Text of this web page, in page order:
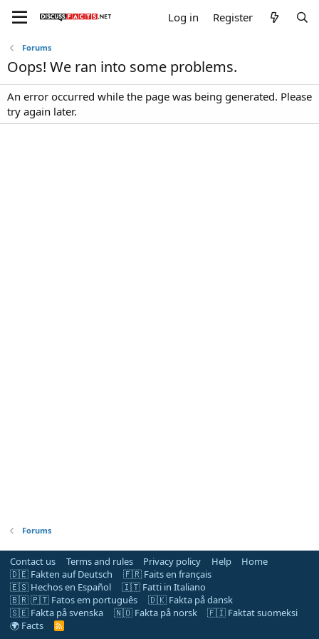
Log in Register
Forums
Oops! We ran into some problems.
An error occurred while the page was being generated. Please
try again later.
Forums
Contact us Terms and rules Privacy policy Help
Home
🇩🇪 Fakten auf Deutsch
🇫🇷 Faits en français
🇪🇸 Hechos en Español
🇮🇹 Fatti in Italiano
🇧🇷 🇵🇹 Fatos em português
🇩🇰 Fakta på dansk
🇸🇪 Fakta på svenska
🇳🇴 Fakta på norsk
🇫🇮 Faktat suomeksi
🌍 Facts
R